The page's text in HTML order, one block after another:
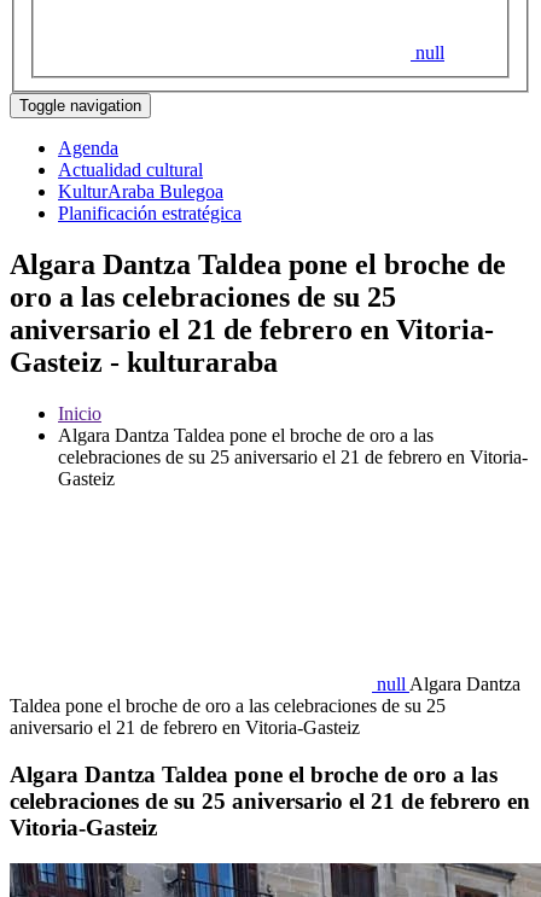
null
Toggle navigation
Agenda
Actualidad cultural
KulturAraba Bulegoa
Planificación estratégica
Algara Dantza Taldea pone el broche de
oro a las celebraciones de su 25
aniversario el 21 de febrero en Vitoria-
Gasteiz - kulturaraba
Inicio
Algara Dantza Taldea pone el broche de oro a las
celebraciones de su 25 aniversario el 21 de febrero en Vitoria-
Gasteiz
null Algara Dantza
Taldea pone el broche de oro a las celebraciones de su 25
aniversario el 21 de febrero en Vitoria-Gasteiz
Algara Dantza Taldea pone el broche de oro a las
celebraciones de su 25 aniversario el 21 de febrero en
Vitoria-Gasteiz